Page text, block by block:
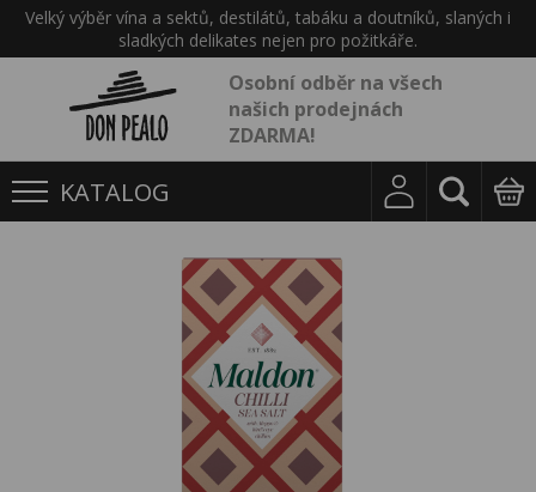
Velký výběr vína a sektů, destilátů, tabáku a doutníků, slaných i
sladkých delikates nejen pro požitkáře.
Osobní odběr na všech
našich prodejnách
ZDARMA!
KATALOG